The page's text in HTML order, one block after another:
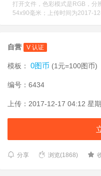
打开文件，色彩模式是RGB，分
54x90毫米；上传时间为2017-
自营 V 认证
模板： 0图币 (1元=100图币)
编号：6434
上传：2017-12-17 04:12 星
分享 浏览(1868)